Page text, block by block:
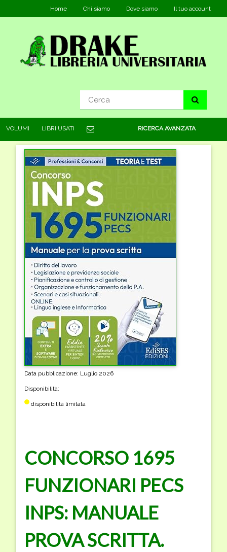
Home Chi siamo Dove siamo Il tuo account
VOLUMI LIBRI USATI RICERCA AVANZATA
Data pubblicazione: Luglio 2026
Disponibilità:
disponibilità limitata
CONCORSO 1695
FUNZIONARI PECS
INPS: MANUALE
PROVA SCRITTA.